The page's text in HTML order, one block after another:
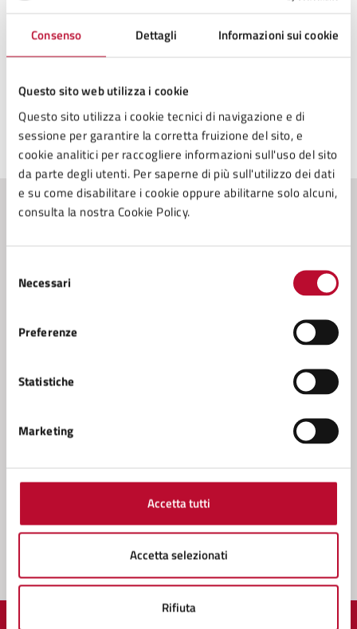
Consenso Dettagli Informazioni sui cookie
Questo sito web utilizza i cookie
Questo sito utilizza i cookie tecnici di navigazione e di
sessione per garantire la corretta fruizione del sito, e
cookie analitici per raccogliere informazioni sull'uso del sito
da parte degli utenti. Per saperne di più sull'utilizzo dei dati
e su come disabilitare i cookie oppure abilitarne solo alcuni,
consulta la nostra Cookie Policy.
delNecessari
Preferenze
Statistiche
Marketing
Accetta tutti
Accetta selezionati
Rifiuta
Licenza di distribuzione
Ultimo aggiornamento:02/04/2024, 17:20
Contenuti correlati
Conferenza Zonale per l’Educazione e l’Istruzione
Servizio Cultura
Settore 4 - (Sviluppo e Tutela del Territorio), Lavori
Pubblici, Progettazione, Direzione dei lavori,
Servizi cimiteriali, Protezione Civile, Ambiente